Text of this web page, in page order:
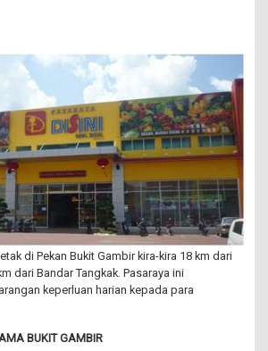
di Pekan Bukit Gambir kira-kira 18 km dari
dari Bandar Tangkak. Pasaraya ini
keperluan harian kepada para
BUKIT GAMBIR